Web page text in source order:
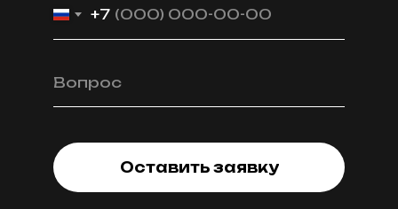
+7
Вопрос
Оставить заявку